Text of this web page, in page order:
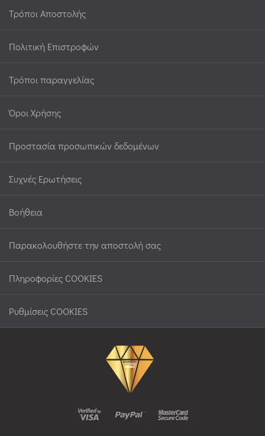
Τρόποι Αποστολής
Πολιτική Επιστροφών
Τρόποι παραγγελίας
Όροι Χρήσης
Προστασία προσωπικών δεδομένων
Συχνές Ερωτήσεις
Βοήθεια
Παρακολουθήστε την αποστολή σας
Πληροφορίες COOKIES
Ρυθμίσεις COOKIES